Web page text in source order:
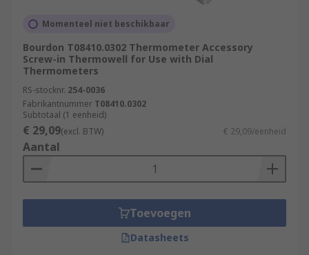
Momenteel niet beschikbaar
Bourdon T08410.0302 Thermometer Accessory
Screw-in Thermowell for Use with Dial
Thermometers
RS-stocknr. 254-0036
Fabrikantnummer T08410.0302
Subtotaal (1 eenheid)
€ 29,09(excl. BTW) € 29,09/eenheid
Aantal
Toevoegen
Datasheets